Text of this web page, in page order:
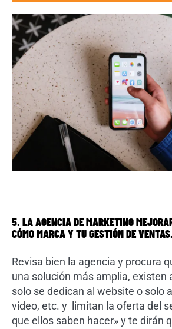
5. LA AGENCIA DE MARKETING
CÓMO MARCA Y TU GESTIÓN DE VENTAS.
Revisa bien la agencia y procura
una solución más amplia, existen
solo se dedican al website o solo
video, etc. y limitan la oferta del
que ellos saben hacer» y te dirán